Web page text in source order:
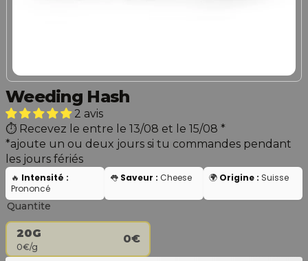
Weeding Hash
2 avis
Recevez le entre le 13/08 et le 15/08 *
*ajoute un ou deux jours si tu commandes pendant
les jours fériés
🔥 Intensité :
Prononcé
👅 Saveur : Cheese 🌍 Origine : Suisse
Quantite
20G
0€/g
0€